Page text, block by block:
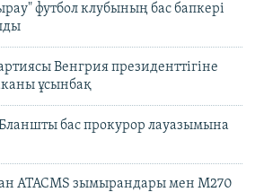
футбол клубының бас бапкері
Венгрия президенттігіне
ұсынбақ
бас прокурор лауазымына
ATACMS зымырандары мен M270